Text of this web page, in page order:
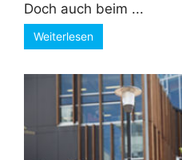
Doch auch beim ...
Weiterlesen